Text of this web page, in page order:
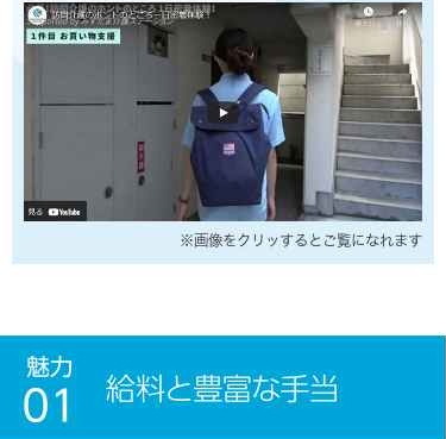
※画像をクリッするとご覧になれます